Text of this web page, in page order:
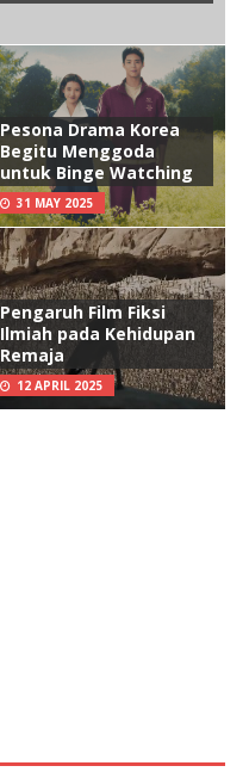
Pesona Drama Korea
Begitu Menggoda
untuk Binge Watching
31 MAY 2025
Pengaruh Film Fiksi
Ilmiah pada Kehidupan
Remaja
12 APRIL 2025